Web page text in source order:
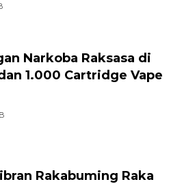
Narkoba Raksasa di
1.000 Cartridge Vape
Rakabuming Raka